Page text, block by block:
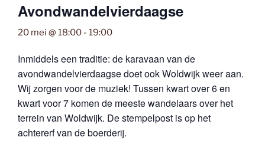
Avondwandelvierdaagse
20 mei @ 18:00 - 19:00
Inmiddels een traditie: de karavaan van de
avondwandelvierdaagse doet ook Woldwijk weer aan.
Wij zorgen voor de muziek! Tussen kwart over 6 en
kwart voor 7 komen de meeste wandelaars over het
terrein van Woldwijk. De stempelpost is op het
achtererf van de boerderij.